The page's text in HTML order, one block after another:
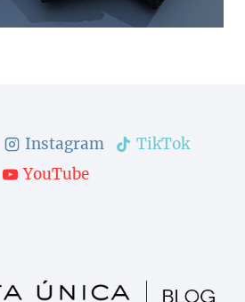
Instagram
TikTok
YouTube